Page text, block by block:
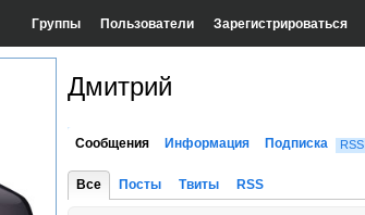
Группы Пользователи Зарегистрироваться
Дмитрий
Сообщения Информация Подписка RSS
Все Посты Твиты RSS